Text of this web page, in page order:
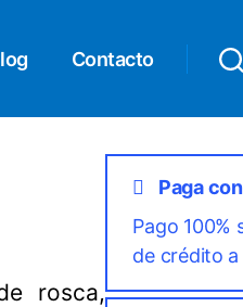
Contacto
rosca,
Paga
Pago 100%
de crédito